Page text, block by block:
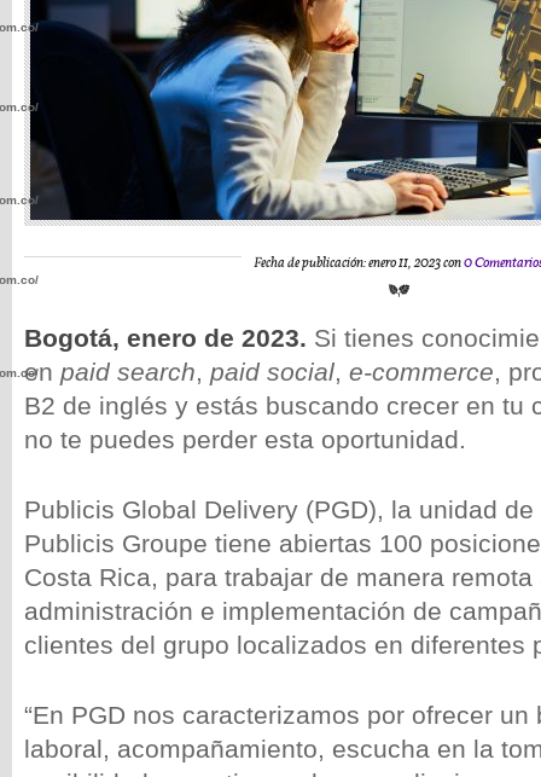
Fecha de publicación: enero 11, 2023 con0
Bogotá, enero de 2023. Si tienes
en paid search, paid social, e-commerce,
B2 de inglés y estás buscando crecer en tu
no te puedes perder esta oportunidad.
Publicis Global Delivery (PGD), la unidad
Publicis Groupe tiene abiertas 100
Costa Rica, para trabajar de manera
administración e implementación de
clientes del grupo localizados en diferentes
“En PGD nos caracterizamos por ofrecer un
laboral, acompañamiento, escucha en la
wp-
wp-
wp-
wp-
wp-